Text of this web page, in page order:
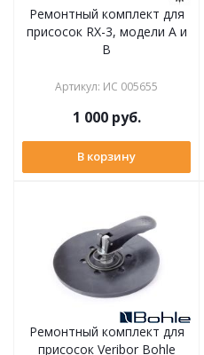
Ремонтный комплект для
присосок RX-3, модели A и
B
Артикул: ИС 005655
1 000руб.
В корзину
Ремонтный комплект для
присосок Veribor Bohle